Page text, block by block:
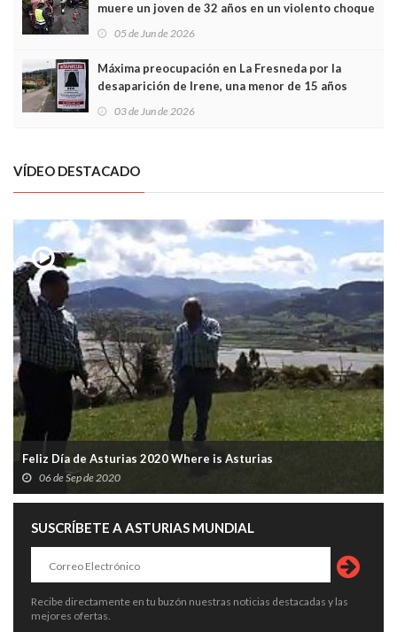
muere un joven de 32 años en un violento choque
frontal
05 de Jun de 2026
Máxima preocupación en La Fresneda por la
desaparición de Irene, una menor de 15 años
03 de Jun de 2026
VÍDEO DESTACADO
Feliz Día de Asturias 2020 Where is Asturias
06 de Sep de 2020
SUSCRÍBETE A ASTURIAS MUNDIAL
Recibe directamente en tu buzón nuestras noticias destacadas y las
mejores ofertas.